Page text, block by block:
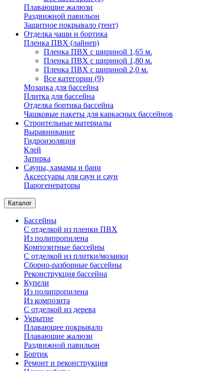
Плавающие жалюзи
Раздвижной павильон
Защитное покрывало (тент)
Отделка чаши и бортика
Пленка ПВХ (лайнер)
Пленка ПВХ с шириной 1,65 м.
Пленка ПВХ с шириной 1,80 м.
Пленка ПВХ с шириной 2,0 м.
Все категории (9)
Мозаика для бассейна
Плитка для бассейна
Отделка бортика бассейна
Чашковые пакеты для каркасных бассейнов
Строительные материалы
Выравнивание
Гидроизоляция
Клей
Затирка
Сауны, хамамы и бани
Аксессуары для саун и саун
Парогенераторы
Каталог
Бассейны
С отделкой из пленки ПВХ
Из полипропилена
Композитные бассейны
С отделкой из плитки/мозаики
Сборно-разборные бассейны
Реконструкция бассейна
Купели
Из полипропилена
Из композита
С отделкой из дерева
Укрытие
Плавающее покрывало
Плавающие жалюзи
Раздвижной павильон
Бортик
Ремонт и реконструкция